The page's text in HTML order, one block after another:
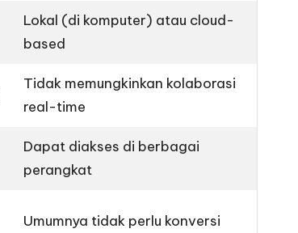
Lokal (di komputer) atau cloud-
based
Tidak memungkinkan kolaborasi
real-time
Dapat diakses di berbagai
perangkat
Umumnya tidak perlu konversi